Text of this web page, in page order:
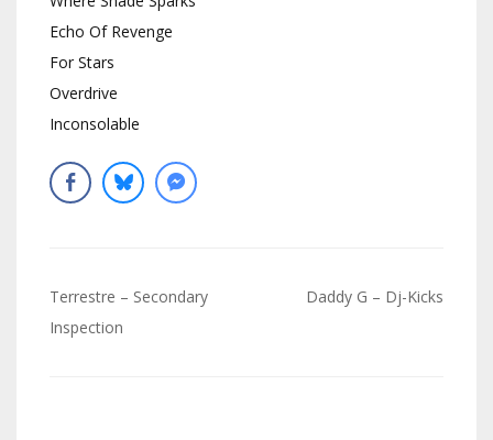
Echo Of Revenge
For Stars
Overdrive
Inconsolable
Navigation
de
Terrestre – Secondary
Inspection
Daddy G – Dj-Kicks